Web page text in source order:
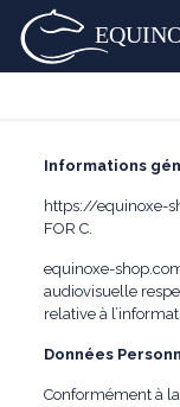
Informations
https://equinoxe-
FOR C.
equinoxe-
audiovisuelle
relative à
Données
Conformément à